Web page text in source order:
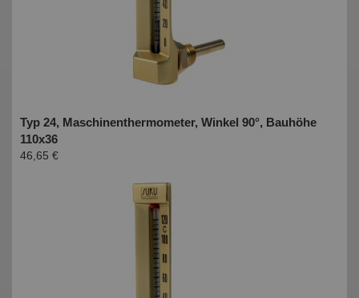
Typ 24, Maschinenthermometer, Winkel 90°, Bauhöhe
110x36
46,65 €